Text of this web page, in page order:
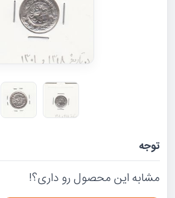
توجه
مشابه این محصول رو داری؟!